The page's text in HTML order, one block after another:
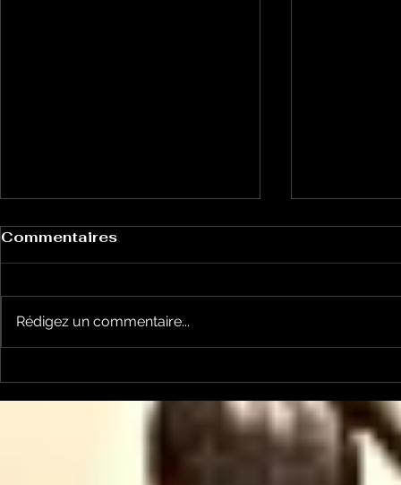
contestations à Foix
sera
élections
Commentaires
Rédigez un commentaire...